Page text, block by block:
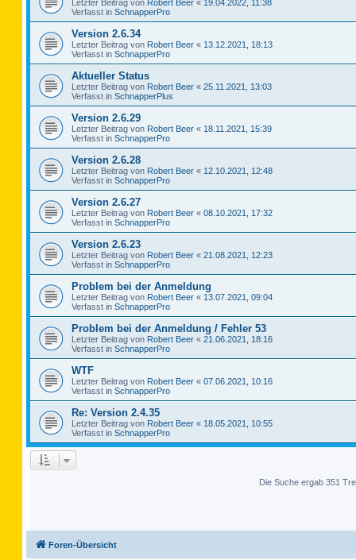
Letzter Beitrag von Robert Beer « 19.04.2022, 11:38
Verfasst in SchnapperPro
Version 2.6.34
Letzter Beitrag von Robert Beer « 13.12.2021, 18:13
Verfasst in SchnapperPro
Aktueller Status
Letzter Beitrag von Robert Beer « 25.11.2021, 13:03
Verfasst in SchnapperPlus
Version 2.6.29
Letzter Beitrag von Robert Beer « 18.11.2021, 15:39
Verfasst in SchnapperPro
Version 2.6.28
Letzter Beitrag von Robert Beer « 12.10.2021, 12:48
Verfasst in SchnapperPro
Version 2.6.27
Letzter Beitrag von Robert Beer « 08.10.2021, 17:32
Verfasst in SchnapperPro
Version 2.6.23
Letzter Beitrag von Robert Beer « 21.08.2021, 12:23
Verfasst in SchnapperPro
Problem bei der Anmeldung
Letzter Beitrag von Robert Beer « 13.07.2021, 09:04
Verfasst in SchnapperPro
Problem bei der Anmeldung / Fehler 53
Letzter Beitrag von Robert Beer « 21.06.2021, 18:16
Verfasst in SchnapperPro
WTF
Letzter Beitrag von Robert Beer « 07.06.2021, 10:16
Verfasst in SchnapperPro
Re: Version 2.4.35
Letzter Beitrag von Robert Beer « 18.05.2021, 10:55
Verfasst in SchnapperPro
Die Suche ergab 351
Foren-Übersicht